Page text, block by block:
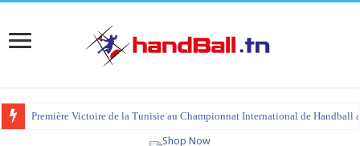
Première Victoire de la Tunisie au Championnat International de Handball